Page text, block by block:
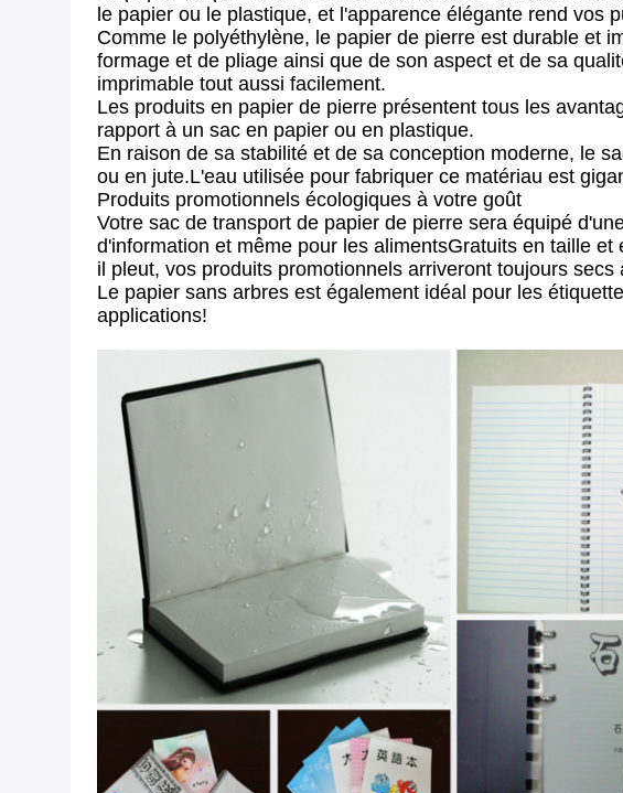
le papier ou le plastique, et l'apparence élégante rend vos
Comme le polyéthylène, le papier de pierre est durable et
formage et de pliage ainsi que de son aspect et de sa
imprimable tout aussi facilement.
Les produits en papier de pierre présentent tous les
rapport à un sac en papier ou en plastique.
En raison de sa stabilité et de sa conception moderne, le
ou en jute.L'eau utilisée pour fabriquer ce matériau est
Produits promotionnels écologiques à votre goût
Votre sac de transport de papier de pierre sera équipé
d'information et même pour les alimentsGratuits en taille
il pleut, vos produits promotionnels arriveront toujours
Le papier sans arbres est également idéal pour les
applications!